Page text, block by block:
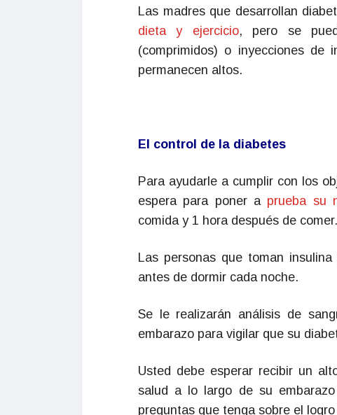
Las madres que desarrollan
dieta y ejercicio, pero se
(comprimidos) o inyecciones
permanecen altos.
El control de la diabetes
Para ayudarle a cumplir con los
espera para poner a prueba su
comida y 1 hora después de comer.
Las personas que toman
antes de dormir cada noche.
Se le realizarán análisis de
embarazo para vigilar que su
Usted debe esperar recibir un
salud a lo largo de su
preguntas que tenga sobre el